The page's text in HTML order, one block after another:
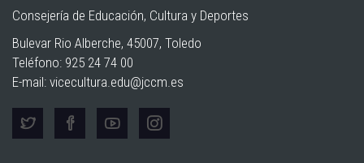
Consejería de Educación, Cultura y Deportes
Bulevar Rio Alberche, 45007, Toledo
Teléfono: 925 24 74 00
E-mail: vicecultura.edu@jccm.es